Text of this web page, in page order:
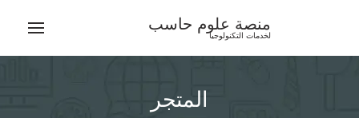
منصة علوم حاسب
لخدمات التكنولوجيا
المتجر